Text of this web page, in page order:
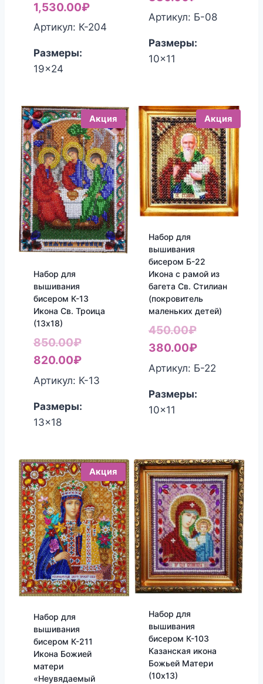
1,530.00₽
Артикул: К-204
Размеры:
19x24
составляла
цена:
Артикул: Б-08
Размеры:
10x11
Акция
Набор для
вышивания
бисером К-13
Икона Св. Троица
(13х18)
850.00₽Первоначальная
цена
составляла
820.00₽Текущая
цена:
Артикул: К-13
Размеры:
13x18
Акция
Набор для
вышивания
бисером Б-22
Икона с рамой из
багета Св. Стилиан
(покровитель
маленьких детей)
450.00₽
цена
составляла
380.00₽Текущая
цена:
Артикул: Б-22
Размеры:
10x11
Акция
Набор для
вышивания
бисером К-211
Икона Божией
матери
«Неувядаемый
Набор для
вышивания
бисером К-103
Казанская икона
Божьей Матери
(10х13)